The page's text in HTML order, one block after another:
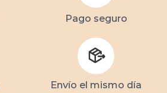
Pago seguro
Envío el mismo día